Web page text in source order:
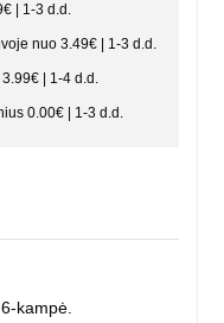
| 1-3 d.d.
nuo 3.49€ | 1-3 d.d.
| 1-4 d.d.
0.00€ | 1-3 d.d.
kampė.